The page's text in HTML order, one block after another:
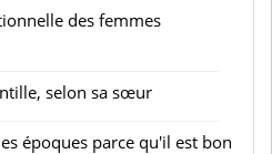
des femmes
selon sa sœur
époques parce qu'il est bon